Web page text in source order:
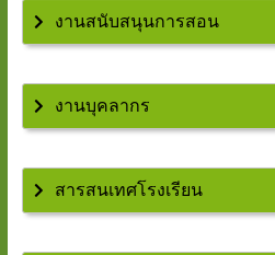
งานสนับสนุนการสอน
งานบุคลากร
สารสนเทศโรงเรียน